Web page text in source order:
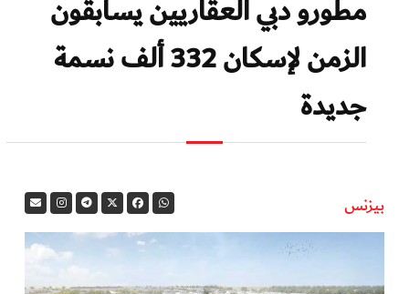
مطورو دبي العقاريين يسابقون
الزمن لإسكان 332 ألف نسمة
جديدة
بيزنس